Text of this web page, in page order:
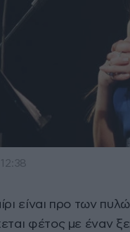
είναι προ των
φέτος με έναν